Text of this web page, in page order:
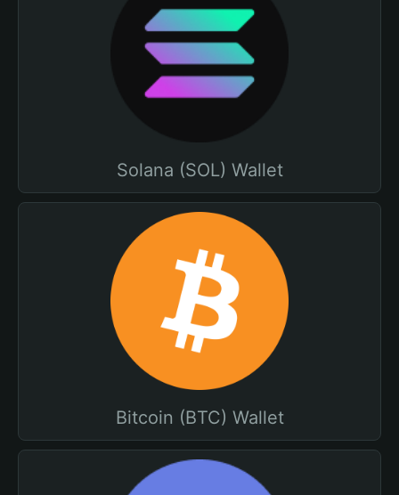
Solana (SOL) Wallet
Bitcoin (BTC) Wallet